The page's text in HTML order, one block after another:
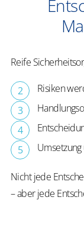
Reife
Risiken
Nicht jede
– aber jede